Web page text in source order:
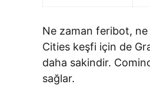
Ne zaman feribot, ne
Cities keşfi için de
daha sakindir.
sağlar.